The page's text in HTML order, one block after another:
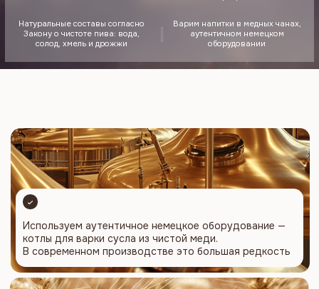
котлы для варки сусла из чистой меди.
В современном производстве это большая редкость
Выращиваем собственный солод, который
используем в собственном производстве
и поставляем в более чем 10 регионов России
фермерскими хозяйствами Алтайского края
и Центрального Черноземья